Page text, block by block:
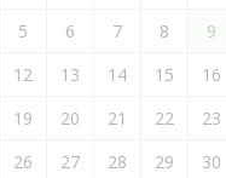
5 6 7 8
9
12 13 14 15
16
19 20 21 22
23
26 27 28 29
30